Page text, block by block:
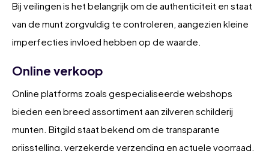
Bij veilingen is het belangrijk om de authenticiteit en staat
van de munt zorgvuldig te controleren, aangezien kleine
imperfecties invloed hebben op de waarde.
Online verkoop
Online platforms zoals gespecialiseerde webshops
bieden een breed assortiment aan zilveren schilderij
munten. Bitgild staat bekend om de transparante
prijsstelling, verzekerde verzending en actuele voorraad.